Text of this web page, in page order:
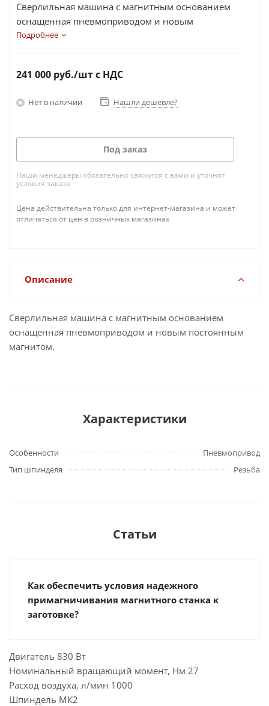
Сверлильная машина с магнитным основанием
оснащенная пневмоприводом и новым
постоянным магнитом.
Подробнее
241 000 руб./штс НДС
Нет в наличии Нашли дешевле?
Под заказ
Наши менеджеры обязательно свяжутся с вами и уточнят
условия заказа
Цена действительна только для интернет-магазина и может
отличаться от цен в розничных магазинах
Описание
Сверлильная машина с магнитным основанием
оснащенная пневмоприводом и новым постоянным
магнитом.
Характеристики
Особенности
Пневмопривод
Тип шпинделя
Резьба
Статьи
Как обеспечить условия надежного
примагничивания магнитного станка к
заготовке?
Двигатель 830 Вт
Номинальный вращающий момент, Нм 27
Расход воздуха, л/мин 1000
Шпиндель МК2